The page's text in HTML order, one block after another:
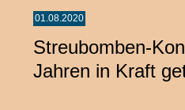
01.08.2020
Streubomben-
Jahren in Kraft